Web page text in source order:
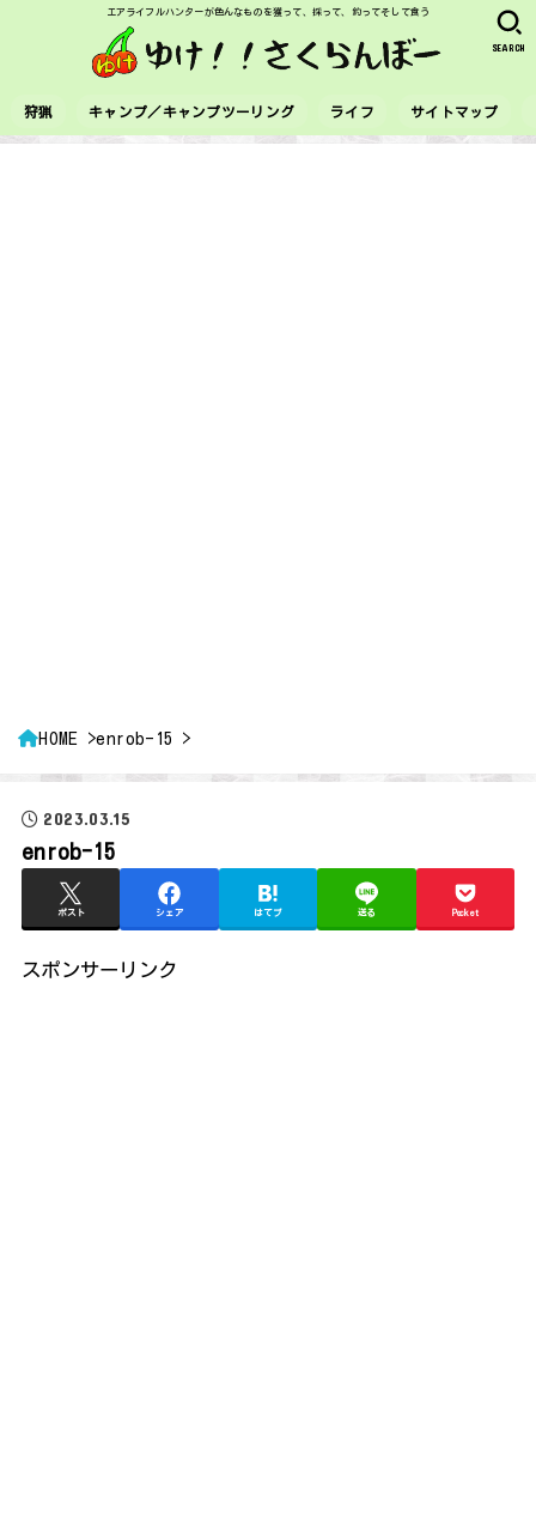
エアライフルハンターが色んなものを獲って、採って、釣ってそして食う
狩猟 キャンプ／キャンプツーリング ライフ サイトマップ
SEARCH
HOME enrob-15
2023.03.15
enrob-15
ポスト シェア はてブ 送る Pocket
スポンサーリンク